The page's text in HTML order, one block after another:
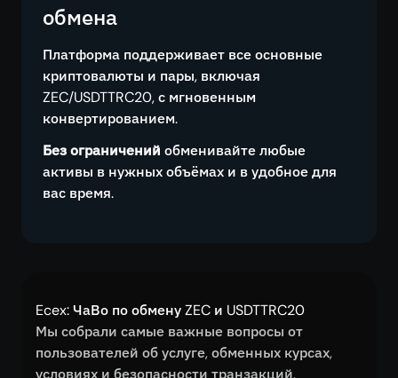
обмена
Платформа поддерживает все основные
криптовалюты и пары, включая
ZEC/USDTTRC20, с мгновенным
конвертированием.
Без ограничений обменивайте любые
активы в нужных объёмах и в удобное для
вас время.
Ecex: ЧаВо по обмену ZEC и USDTTRC20
Мы собрали самые важные вопросы от
пользователей об услуге, обменных курсах,
условиях и безопасности транзакций.